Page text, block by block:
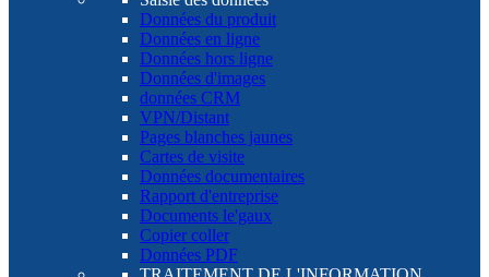
Données du produit
Données en ligne
Données hors ligne
Données d'images
données CRM
VPN/Distant
Pages blanches jaunes
Cartes de visite
Données documentaires
Rapport d'entreprise
Documents le'gaux
Copier coller
Données PDF